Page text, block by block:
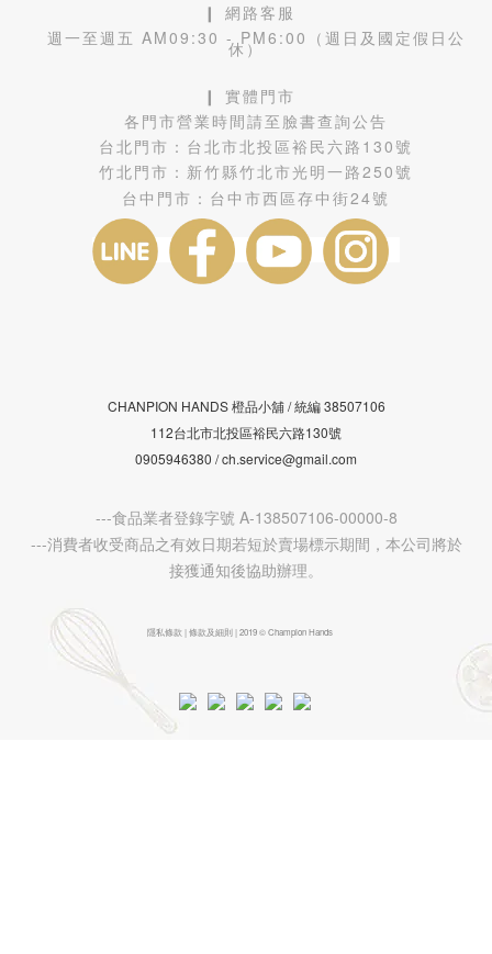
❙ 網路客服
週一至週五 AM09:30 - PM6:00（週日及國定假日公
休）
❙ 實體門市
各門市營業時間請至臉書查詢公告
台北門市： 台北市北投區裕民六路130號
竹北門市： 新竹縣竹北市光明一路250號
台中門市： 台中市西區存中街24號
CHANPION HANDS 橙品小舖 /統編38507106
112台北市北投區裕民六路130號
0905946380 / ch.service@gmail.com
---食品業者登錄字號 A-138507106-00000-8
---消費者收受商品之有效日期若短於賣場標示期間，本公司將於
接獲通知後協助辦理。
隱私條款 | 條款及細則 | 2019 © Champion Hands